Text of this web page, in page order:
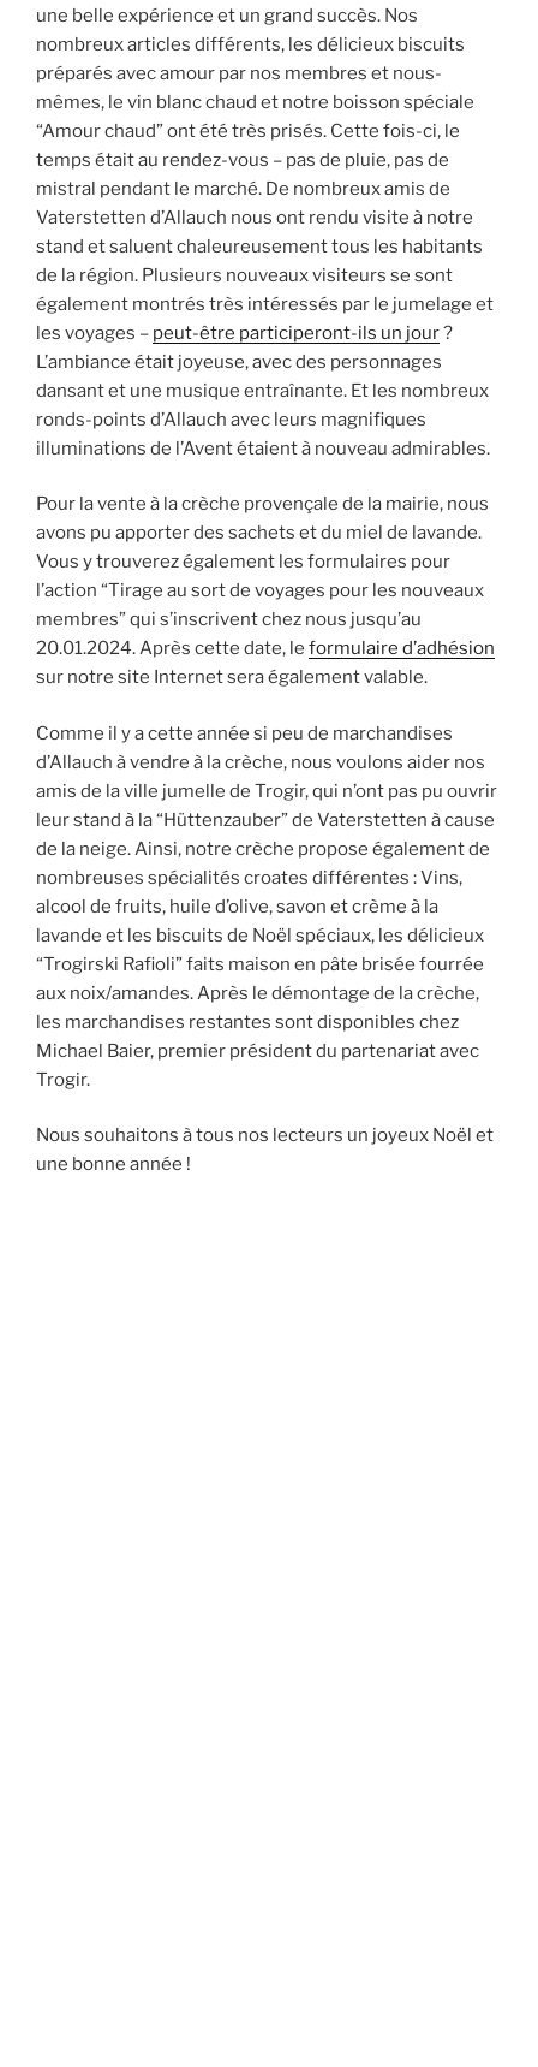
une belle expérience et un grand succès. Nos
nombreux articles différents, les délicieux biscuits
préparés avec amour par nos membres et nous-
mêmes, le vin blanc chaud et notre boisson spéciale
“Amour chaud” ont été très prisés. Cette fois-ci, le
temps était au rendez-vous – pas de pluie, pas de
mistral pendant le marché. De nombreux amis de
Vaterstetten d’Allauch nous ont rendu visite à notre
stand et saluent chaleureusement tous les habitants
de la région. Plusieurs nouveaux visiteurs se sont
également montrés très intéressés par le jumelage et
les voyages – peut-être participeront-ils un jour?
L’ambiance était joyeuse, avec des personnages
dansant et une musique entraînante. Et les nombreux
ronds-points d’Allauch avec leurs magnifiques
illuminations de l’Avent étaient à nouveau admirables.
Pour la vente à la crèche provençale de la mairie, nous
avons pu apporter des sachets et du miel de lavande.
Vous y trouverez également les formulaires pour
l’action “Tirage au sort de voyages pour les nouveaux
membres” qui s’inscrivent chez nous jusqu’au
20.01.2024. Après cette date, le formulaire d’adhésion
sur notre site Internet sera également valable.
Comme il y a cette année si peu de marchandises
d’Allauch à vendre à la crèche, nous voulons aider nos
amis de la ville jumelle de Trogir, qui n’ont pas pu ouvrir
leur stand à la “Hüttenzauber” de Vaterstetten à cause
de la neige. Ainsi, notre crèche propose également de
nombreuses spécialités croates différentes : Vins,
alcool de fruits, huile d’olive, savon et crème à la
lavande et les biscuits de Noël spéciaux, les délicieux
“Trogirski Rafioli” faits maison en pâte brisée fourrée
aux noix/amandes. Après le démontage de la crèche,
les marchandises restantes sont disponibles chez
Michael Baier, premier président du partenariat avec
Trogir.
Nous souhaitons à tous nos lecteurs un joyeux Noël et
une bonne année !